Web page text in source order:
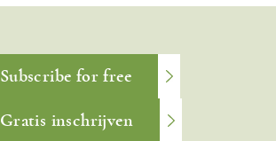
Subscribe for free
Gratis inschrijven